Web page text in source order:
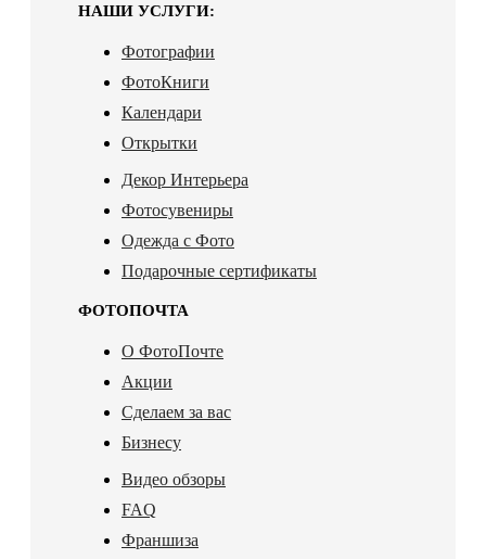
НАШИ УСЛУГИ:
Фотографии
ФотоКниги
Календари
Открытки
Декор Интерьера
Фотосувениры
Одежда с Фото
Подарочные сертификаты
ФОТОПОЧТА
О ФотоПочте
Акции
Сделаем за вас
Бизнесу
Видео обзоры
FAQ
Франшиза